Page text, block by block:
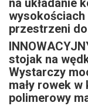
na układanie
wysokościach
przestrzeni
stojak na
Wystarczy
mały rowek w
polimerowy